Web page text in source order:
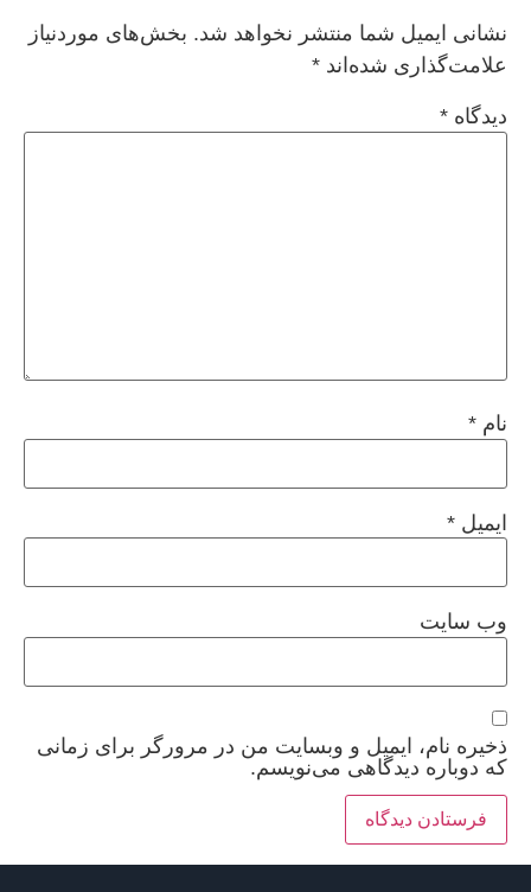
نشانی ایمیل شما منتشر نخواهد شد. بخش‌های موردنیاز
علامت‌گذاری شده‌اند *
دیدگاه *
نام *
ایمیل *
وب‌ سایت
ذخیره نام، ایمیل و وبسایت من در مرورگر برای زمانی
که دوباره دیدگاهی می‌نویسم.